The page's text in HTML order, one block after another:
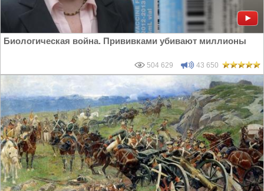
Биологическая война. Прививками убивают миллионы
504 629 43 650